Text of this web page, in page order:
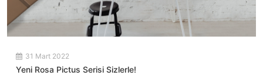
31 Mart 2022
Yeni Rosa Pictus Serisi Sizlerle!